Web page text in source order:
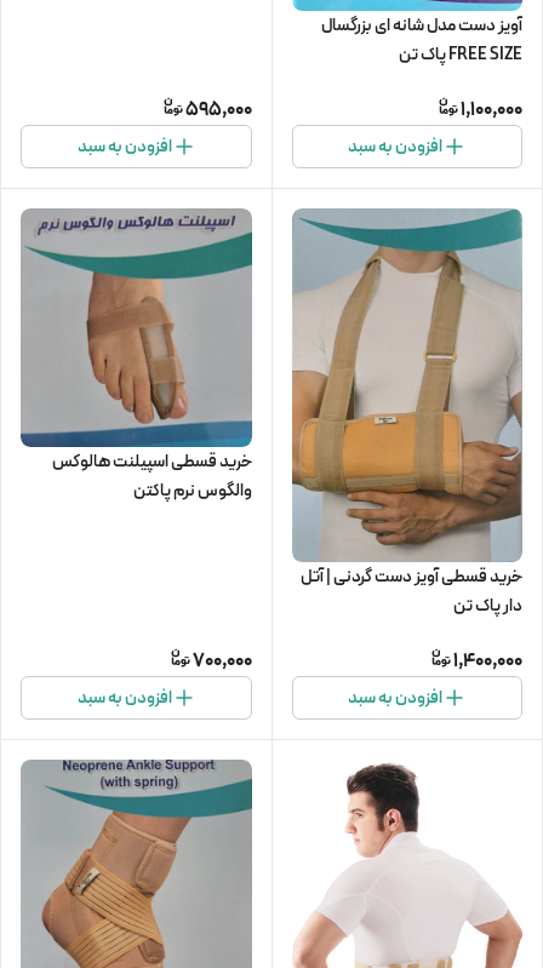
آویز دست مدل شانه ای بزرگسال
FREE SIZE پاک تن
1,100,000
افزودن به سبد
595,000
افزودن به سبد
خرید قسطی آویز دست گردنی | آتل
دار پاک تن
1,400,000
افزودن به سبد
خرید قسطی اسپیلنت هالوکس
والگوس نرم پاکتن
700,000
افزودن به سبد